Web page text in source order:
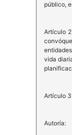
público,
Artículo
vida
Artículo
Autoría: